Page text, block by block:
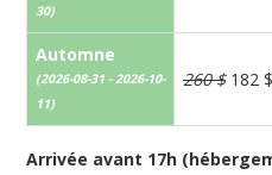
30)
Automne
(2026-08-31 - 2026-10-
11)
260 $182 $
Arrivée avant 17h